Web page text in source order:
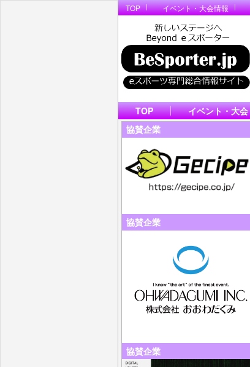
TOP イベント・大会情報
TOP イベント・大会
協賛企業
協賛企業
協賛企業